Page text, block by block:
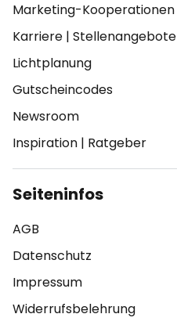
Marketing-Kooperationen
Karriere | Stellenangebote
Lichtplanung
Gutscheincodes
Newsroom
Inspiration | Ratgeber
Seiteninfos
AGB
Datenschutz
Impressum
Widerrufsbelehrung